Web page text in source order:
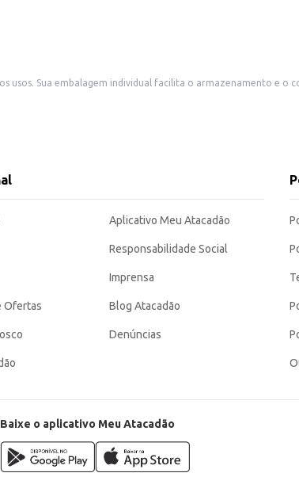
ou em
para o dia a dia, tanto para consumidores finais quanto para o comércio
Ofertas
Aplicativo Meu Atacadão
Responsabilidade Social
Imprensa
Blog Atacadão
Denúncias
Baixe o aplicativo Meu Atacadão